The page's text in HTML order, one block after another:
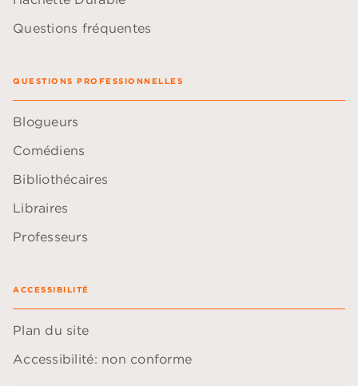
Questions fréquentes
QUESTIONS PROFESSIONNELLES
Blogueurs
Comédiens
Bibliothécaires
Libraires
Professeurs
ACCESSIBILITÉ
Plan du site
Accessibilité: non conforme